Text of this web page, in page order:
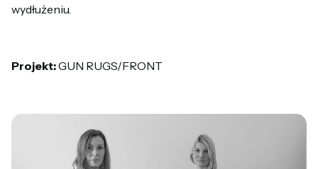
wydłużeniu.
Projekt:GUN RUGS/FRONT